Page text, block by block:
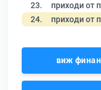
23. приходи от
24. приходи от
виж